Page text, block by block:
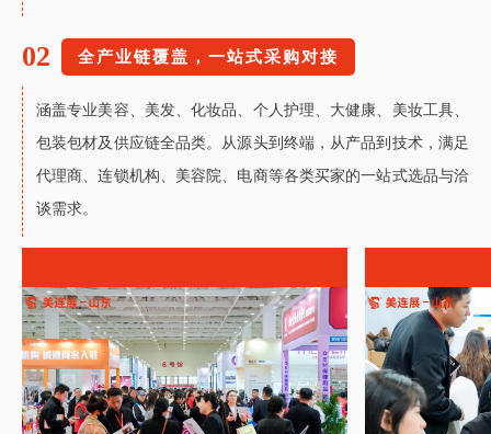
02 全产业链覆盖，一站式采购对接
涵盖专业美容、美发、化妆品、个人护理、大健康、美妆工具、
包装包材及供应链全品类。从源头到终端，从产品到技术，满足
代理商、连锁机构、美容院、电商等各类买家的一站式选品与洽
谈需求。